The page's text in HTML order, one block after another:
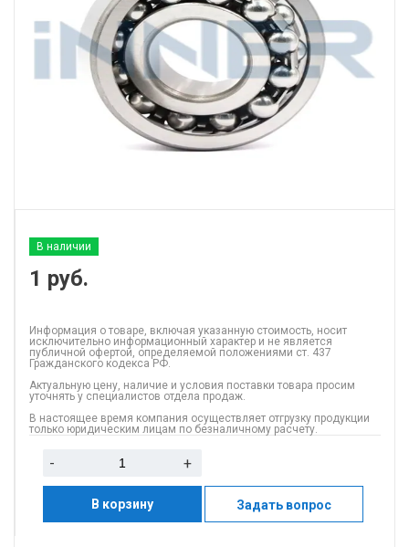
В наличии
1 руб.
Информация о товаре, включая указанную стоимость, носит
исключительно информационный характер и не является
публичной офертой, определяемой положениями ст. 437
Гражданского кодекса РФ.
Актуальную цену, наличие и условия поставки товара просим
уточнять у специалистов отдела продаж.
В настоящее время компания осуществляет отгрузку продукции
только юридическим лицам по безналичному расчету.
- +
В корзину Задать вопрос